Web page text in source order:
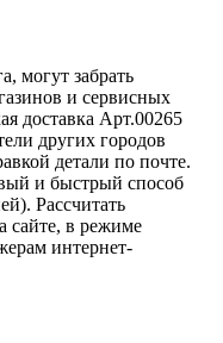
могут забрать
и сервисных
доставка Арт.00265
других городов
детали по почте.
и быстрый способ
Рассчитать
сайте, в режиме
интернет-